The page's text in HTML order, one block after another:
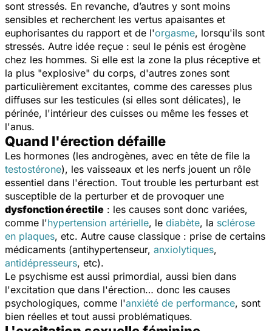
sont stressés. En revanche, d’autres y sont moins
sensibles et recherchent les vertus apaisantes et
euphorisantes du rapport et de l'orgasme, lorsqu'ils sont
stressés. Autre idée reçue : seul le pénis est érogène
chez les hommes. Si elle est la zone la plus réceptive et
la plus "explosive" du corps, d'autres zones sont
particulièrement excitantes, comme des caresses plus
diffuses sur les testicules (si elles sont délicates), le
périnée, l'intérieur des cuisses ou même les fesses et
l'anus.
Quand l'érection défaille
Les hormones (les androgènes, avec en tête de file la
testostérone), les vaisseaux et les nerfs jouent un rôle
essentiel dans l'érection. Tout trouble les perturbant est
susceptible de la perturber et de provoquer une
dysfonction érectile : les causes sont donc variées,
comme l'hypertension artérielle, le diabète, la sclérose
en plaques, etc. Autre cause classique : prise de certains
médicaments (antihypertenseur, anxiolytiques,
antidépresseurs, etc).
Le psychisme est aussi primordial, aussi bien dans
l'excitation que dans l'érection… donc les causes
psychologiques, comme l'anxiété de performance, sont
bien réelles et tout aussi problématiques.